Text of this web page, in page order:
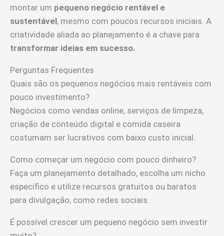
montar um pequeno negócio rentável e
sustentável, mesmo com poucos recursos iniciais. A
criatividade aliada ao planejamento é a chave para
transformar ideias em sucesso.
Perguntas Frequentes
Quais são os pequenos negócios mais rentáveis com
pouco investimento?
Negócios como vendas online, serviços de limpeza,
criação de conteúdo digital e comida caseira
costumam ser lucrativos com baixo custo inicial.
Como começar um negócio com pouco dinheiro?
Faça um planejamento detalhado, escolha um nicho
específico e utilize recursos gratuitos ou baratos
para divulgação, como redes sociais.
É possível crescer um pequeno negócio sem investir